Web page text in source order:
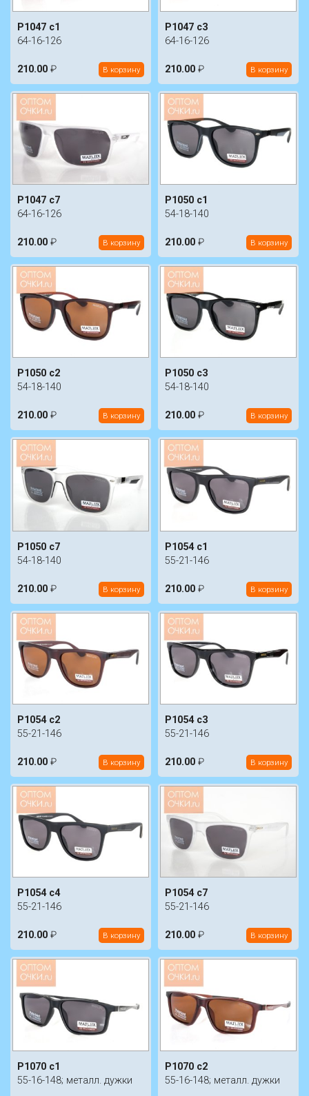
P1047 c1
64-16-126
210.00 ₽ В корзину
P1047 c3
64-16-126
210.00 ₽ В корзину
P1047 c7
64-16-126
210.00 ₽ В корзину
P1050 c1
54-18-140
210.00 ₽ В корзину
P1050 c2
54-18-140
210.00 ₽ В корзину
P1050 c3
54-18-140
210.00 ₽ В корзину
P1050 c7
54-18-140
210.00 ₽ В корзину
P1054 c1
55-21-146
210.00 ₽ В корзину
P1054 c2
55-21-146
210.00 ₽ В корзину
P1054 c3
55-21-146
210.00 ₽ В корзину
P1054 c4
55-21-146
210.00 ₽ В корзину
P1054 c7
55-21-146
210.00 ₽ В корзину
P1070 c1
55-16-148; металл. дужки
P1070 c2
55-16-148; металл. дужки